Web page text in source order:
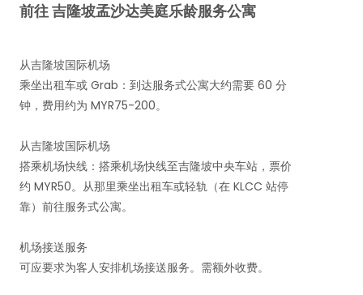
前往 吉隆坡孟沙达美庭乐龄服务公寓
从吉隆坡国际机场
乘坐出租车或 Grab：到达服务式公寓大约需要 60 分
钟，费用约为 MYR75-200。
从吉隆坡国际机场
搭乘机场快线：搭乘机场快线至吉隆坡中央车站，票价
约 MYR50。从那里乘坐出租车或轻轨（在 KLCC 站停
靠）前往服务式公寓。
机场接送服务
可应要求为客人安排机场接送服务。需额外收费。